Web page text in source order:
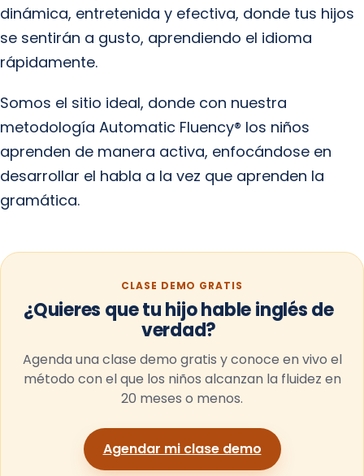
dinámica, entretenida y efectiva, donde tus hijos
se sentirán a gusto, aprendiendo el idioma
rápidamente.
Somos el sitio ideal, donde con nuestra
metodología Automatic Fluency® los niños
aprenden de manera activa, enfocándose en
desarrollar el habla a la vez que aprenden la
gramática.
CLASE DEMO GRATIS
¿Quieres que tu hijo hable inglés de
verdad?
Agenda una clase demo gratis y conoce en vivo el
método con el que los niños alcanzan la fluidez en
20 meses o menos.
Agendar mi clase demo